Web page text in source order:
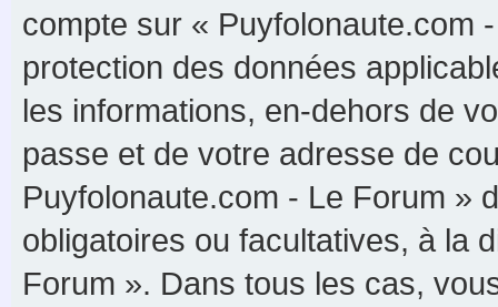
compte sur « Puyfolonaute.com
protection des données
les informations, en-dehors de
passe et de votre adresse de
Puyfolonaute.com - Le Forum »
obligatoires ou facultatives, à la
Forum ». Dans tous les cas,